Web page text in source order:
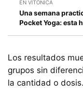
EN VITÓNICA
Una semana
Pocket Yoga: esta
Los resultados
grupos sin
la cantidad o